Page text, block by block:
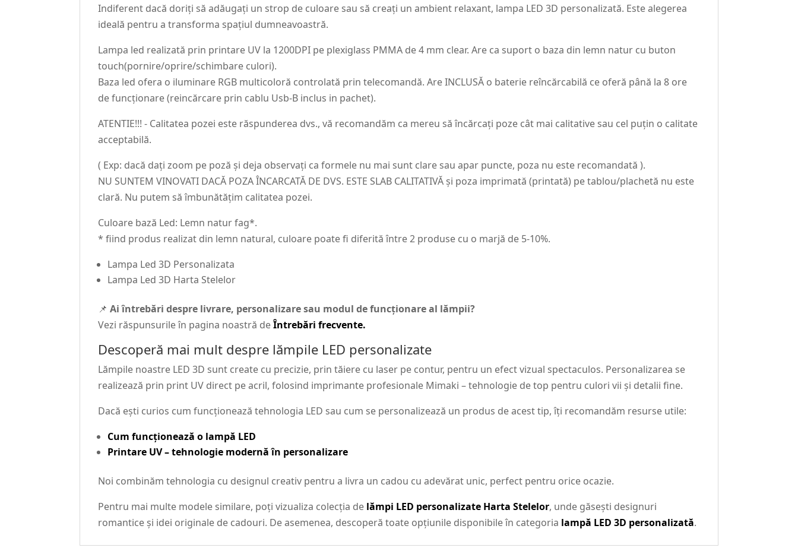
Indiferent dacă doriți să adăugați un strop de culoare sau să creați un ambient relaxant, lampa LED 3D personalizată. Este alegerea
ideală pentru a transforma spațiul dumneavoastră.
Lampa led realizată prin printare UV la 1200DPI pe plexiglass PMMA de 4 mm clear. Are ca suport o baza din lemn natur cu buton
touch(pornire/oprire/schimbare culori).
Baza led ofera o iluminare RGB multicoloră controlată prin telecomandă. Are INCLUSĂ o baterie reîncărcabilă ce oferă până la 8 ore
de funcționare (reincărcare prin cablu Usb-B inclus in pachet).
ATENTIE!!! - Calitatea pozei este răspunderea dvs., vă recomandăm ca mereu să încărcați poze cât mai calitative sau cel puțin o calitate
acceptabilă.
( Exp: dacă dați zoom pe poză și deja observați ca formele nu mai sunt clare sau apar puncte, poza nu este recomandată ).
NU SUNTEM VINOVATI DACĂ POZA ÎNCARCATĂ DE DVS. ESTE SLAB CALITATIVĂ și poza imprimată (printată) pe tablou/plachetă nu este
clară. Nu putem să îmbunătățim calitatea pozei.
Culoare bază Led: Lemn natur fag*.
* fiind produs realizat din lemn natural, culoare poate fi diferită între 2 produse cu o marjă de 5-10%.
Lampa Led 3D Personalizata
Lampa Led 3D Harta Stelelor
📌Ai întrebări despre livrare, personalizare sau modul de funcționare al lămpii?
Vezi răspunsurile în pagina noastră de Întrebări frecvente.
Descoperă mai mult despre lămpile LED personalizate
Lămpile noastre LED 3D sunt create cu precizie, prin tăiere cu laser pe contur, pentru un efect vizual spectaculos. Personalizarea se
realizează prin print UV direct pe acril, folosind imprimante profesionale Mimaki – tehnologie de top pentru culori vii și detalii fine.
Dacă ești curios cum funcționează tehnologia LED sau cum se personalizează un produs de acest tip, îți recomandăm resurse utile:
Cum funcționează o lampă LED
Printare UV – tehnologie modernă în personalizare
Noi combinăm tehnologia cu designul creativ pentru a livra un cadou cu adevărat unic, perfect pentru orice ocazie.
Pentru mai multe modele similare, poți vizualiza colecția de lămpi LED personalizate Harta Stelelor, unde găsești designuri
romantice și idei originale de cadouri. De asemenea, descoperă toate opțiunile disponibile în categoria lampă LED 3D personalizată.